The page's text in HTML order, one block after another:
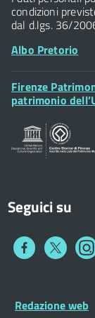
Posta
condizioni
dal d.lgs. 36/
Albo Pretorio
Footer
Widget
Firenze
patrimonio
Seguici su
a
Footer
Widget
Footer
Redazione web